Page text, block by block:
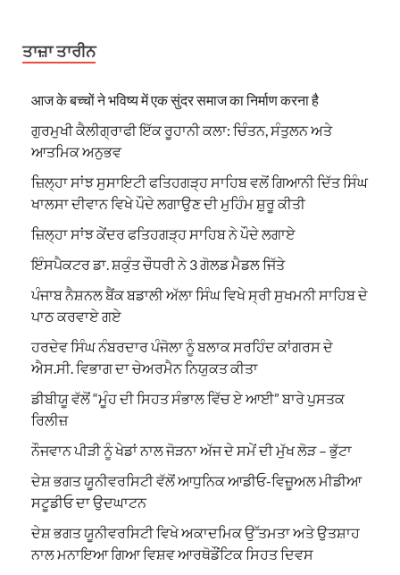
ਤਾਜ਼ਾ ਤਾਰੀਨ
आज के बच्चों ने भविष्य में एक सुंदर समाज का निर्माण करना है
ਗੁਰਮੁਖੀ ਕੈਲੀਗ੍ਰਾਫੀ ਇੱਕ ਰੂਹਾਨੀ ਕਲਾ: ਚਿੰਤਨ, ਸੰਤੁਲਨ ਅਤੇ
ਆਤਮਿਕ ਅਨੁਭਵ
ਜ਼ਿਲ੍ਹਾ ਸਾਂਝ ਸੁਸਾਇਟੀ ਫਤਿਹਗੜ੍ਹ ਸਾਹਿਬ ਵਲੋਂ ਗਿਆਨੀ ਦਿੱਤ ਸਿੰਘ
ਖਾਲਸਾ ਦੀਵਾਨ ਵਿਖੇ ਪੌਦੇ ਲਗਾਉਣ ਦੀ ਮੁਹਿੰਮ ਸ਼ੁਰੂ ਕੀਤੀ
ਜ਼ਿਲ੍ਹਾ ਸਾਂਝ ਕੇਂਦਰ ਫਤਿਹਗੜ੍ਹ ਸਾਹਿਬ ਨੇ ਪੌਦੇ ਲਗਾਏ
ਇੰਸਪੈਕਟਰ ਡਾ. ਸ਼ਕੁੰਤ ਚੌਧਰੀ ਨੇ 3 ਗੋਲਡ ਮੈਡਲ ਜਿੱਤੇ
ਪੰਜਾਬ ਨੈਸ਼ਨਲ ਬੈਂਕ ਬਡਾਲੀ ਅੱਲਾ ਸਿੰਘ ਵਿਖੇ ਸ੍ਰੀ ਸੁਖਮਨੀ ਸਾਹਿਬ ਦੇ
ਪਾਠ ਕਰਵਾਏ ਗਏ
ਹਰਦੇਵ ਸਿੰਘ ਨੰਬਰਦਾਰ ਪੰਜੋਲਾ ਨੂੰ ਬਲਾਕ ਸਰਹਿੰਦ ਕਾਂਗਰਸ ਦੇ
ਐਸ.ਸੀ. ਵਿਭਾਗ ਦਾ ਚੇਅਰਮੈਨ ਨਿਯੁਕਤ ਕੀਤਾ
ਡੀਬੀਯੂ ਵੱਲੋਂ “ਮੂੰਹ ਦੀ ਸਿਹਤ ਸੰਭਾਲ ਵਿੱਚ ਏ ਆਈ” ਬਾਰੇ ਪੁਸਤਕ
ਰਿਲੀਜ਼
ਨੌਜਵਾਨ ਪੀੜੀ ਨੂੰ ਖੇਡਾਂ ਨਾਲ ਜੋੜਨਾ ਅੱਜ ਦੇ ਸਮੇਂ ਦੀ ਮੁੱਖ ਲੋੜ – ਭੁੱਟਾ
ਦੇਸ਼ ਭਗਤ ਯੂਨੀਵਰਸਿਟੀ ਵੱਲੋਂ ਆਧੁਨਿਕ ਆਡੀਓ-ਵਿਜ਼ੂਅਲ ਮੀਡੀਆ
ਸਟੂਡੀਓ ਦਾ ਉਦਘਾਟਨ
ਦੇਸ਼ ਭਗਤ ਯੂਨੀਵਰਸਿਟੀ ਵਿਖੇ ਅਕਾਦਮਿਕ ਉੱਤਮਤਾ ਅਤੇ ਉਤਸ਼ਾਹ
ਨਾਲ ਮਨਾਇਆ ਗਿਆ ਵਿਸ਼ਵ ਆਰਥੋਡੌਂਟਿਕ ਸਿਹਤ ਦਿਵਸ